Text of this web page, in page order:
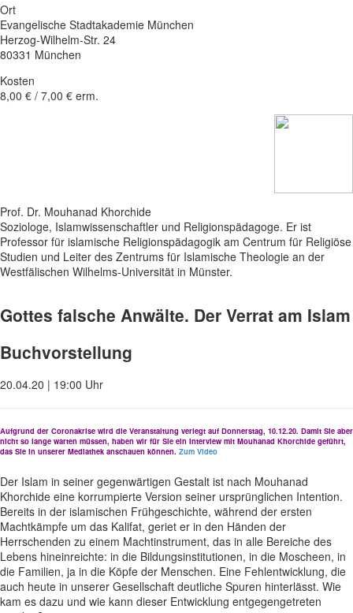
Ort
Evangelische Stadtakademie München
Herzog-Wilhelm-Str. 24
80331 München
Kosten
8,00 € / 7,00 € erm.
Prof. Dr. Mouhanad Khorchide
Soziologe, Islamwissenschaftler und Religionspädagoge. Er ist
Professor für islamische Religionspädagogik am Centrum für Religiöse
Studien und Leiter des Zentrums für Islamische Theologie an der
Westfälischen Wilhelms-Universität in Münster.
Gottes falsche Anwälte. Der Verrat am Islam
Buchvorstellung
20.04.20 | 19:00 Uhr
Aufgrund der Coronakrise wird die Veranstaltung verlegt auf Donnerstag, 10.12.20. Damit Sie aber
nicht so lange warten müssen, haben wir für Sie ein Interview mit Mouhanad Khorchide geführt,
das Sie in unserer Mediathek anschauen können. Zum Video
Der Islam in seiner gegenwärtigen Gestalt ist nach Mouhanad
Khorchide eine korrumpierte Version seiner ursprünglichen Intention.
Bereits in der islamischen Frühgeschichte, während der ersten
Machtkämpfe um das Kalifat, geriet er in den Händen der
Herrschenden zu einem Machtinstrument, das in alle Bereiche des
Lebens hineinreichte: in die Bildungsinstitutionen, in die Moscheen, in
die Familien, ja in die Köpfe der Menschen. Eine Fehlentwicklung, die
auch heute in unserer Gesellschaft deutliche Spuren hinterlässt. Wie
kam es dazu und wie kann dieser Entwicklung entgegengetreten